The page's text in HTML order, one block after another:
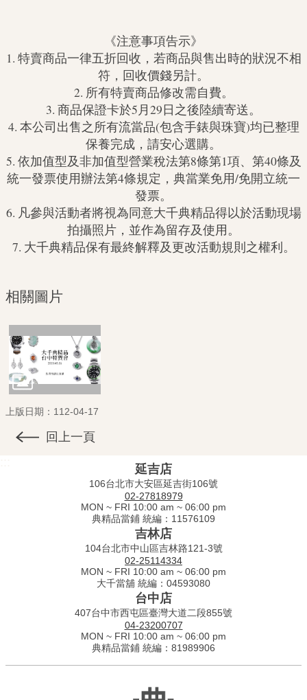
《注意事項告示》
1. 特賣商品一律五折回收，若商品與售出時的狀況不相
符，回收價錢另計。
2. 所有特賣商品修改需自費。
3. 商品保證卡於5月29日之後陸續寄送。
4. 本公司出售之所有流當品(包含手錶與珠寶)均已整理
保養完成，請安心選購。
5. 依加值型及非加值型營業稅法第8條第1項、第40條及
統一發票使用辦法第4條規定，典當業免用/免開立統一
發票。
6. 凡參與活動者將視為同意大千典精品得以於活動現場
拍攝照片，並作為留存及使用。
7. 大千典精品保有最終解釋及更改活動規則之權利。
相關圖片
上版日期：112-04-17
回上一頁
延吉店
106台北市大安區延吉街106號
02-27818979
MON ~ FRI 10:00 am ~ 06:00 pm
典精品當鋪 統編：11576109
吉林店
104台北市中山區吉林路121-3號
02-25114334
MON ~ FRI 10:00 am ~ 06:00 pm
大千當舖 統編：04593080
台中店
407台中市西屯區臺灣大道二段855號
04-23200707
MON ~ FRI 10:00 am ~ 06:00 pm
典精品當鋪 統編：81989906